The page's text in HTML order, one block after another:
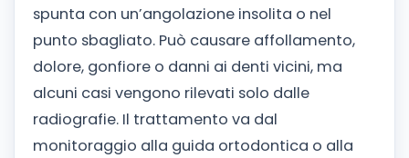
spunta con un’angolazione insolita o nel
punto sbagliato. Può causare affollamento,
dolore, gonfiore o danni ai denti vicini, ma
alcuni casi vengono rilevati solo dalle
radiografie. Il trattamento va dal
monitoraggio alla guida ortodontica o alla